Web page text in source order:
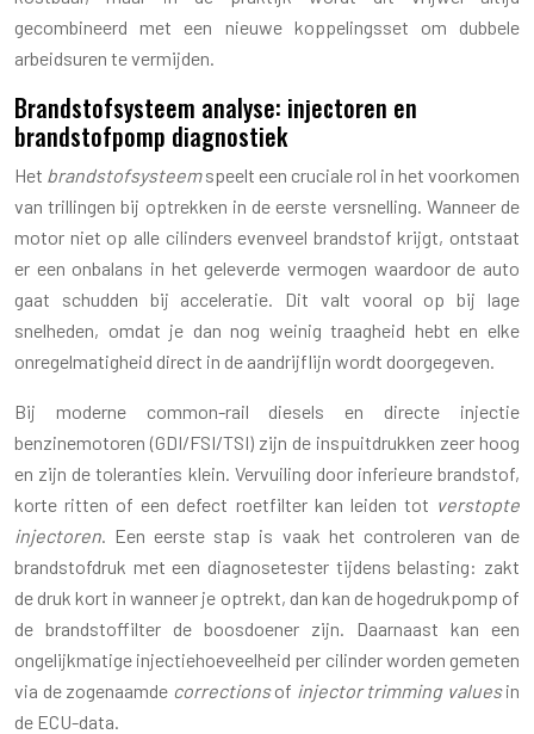
gecombineerd met een nieuwe koppelingsset om dubbele
arbeidsuren te vermijden.
Brandstofsysteem analyse: injectoren en
brandstofpomp diagnostiek
Het brandstofsysteemspeelt een cruciale rol in het voorkomen
van trillingen bij optrekken in de eerste versnelling. Wanneer de
motor niet op alle cilinders evenveel brandstof krijgt, ontstaat
er een onbalans in het geleverde vermogen waardoor de auto
gaat schudden bij acceleratie. Dit valt vooral op bij lage
snelheden, omdat je dan nog weinig traagheid hebt en elke
onregelmatigheid direct in de aandrijflijn wordt doorgegeven.
Bij moderne common-rail diesels en directe injectie
benzinemotoren (GDI/FSI/TSI) zijn de inspuitdrukken zeer hoog
en zijn de toleranties klein. Vervuiling door inferieure brandstof,
korte ritten of een defect roetfilter kan leiden tot verstopte
injectoren. Een eerste stap is vaak het controleren van de
brandstofdruk met een diagnosetester tijdens belasting: zakt
de druk kort in wanneer je optrekt, dan kan de hogedrukpomp of
de brandstoffilter de boosdoener zijn. Daarnaast kan een
ongelijkmatige injectiehoeveelheid per cilinder worden gemeten
via de zogenaamde correctionsof injector trimming valuesin
de ECU-data.